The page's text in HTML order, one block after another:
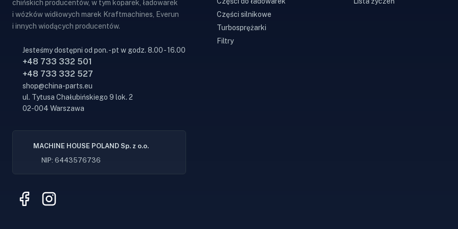
chińskich producentów, w tym koparek, ładowarek
i wózków widłowych marek Kraftmachines, Everun
i innych wiodących producentów.
Jesteśmy dostępni od pon. - pt w godz. 8.00 - 16.00
+48 733 332 501
+48 733 332 527
shop@china-parts.eu
ul. Tytusa Chałubińskiego 9 lok. 2
02-004 Warszawa
MACHINE HOUSE POLAND Sp. z o.o.
NIP: 6443576736
Części silnikowe
Turbosprężarki
Filtry